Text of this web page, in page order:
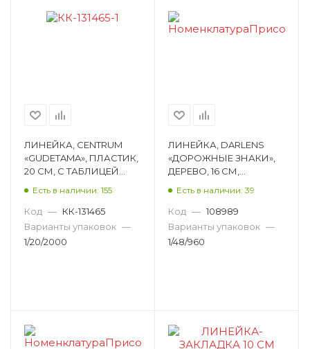
ЛИНЕЙКА, CENTRUM
«GUDETAMA», ПЛАСТИК,
20 СМ, С ТАБЛИЦЕЙ
Есть в наличии: 155
Код — КК-131465
Варианты упаковок —
1/20/2000
ЛИНЕЙКА, DARLENS
«ДОРОЖНЫЕ ЗНАКИ»,
ДЕРЕВО, 16 СМ,
Есть в наличии: 39
Код — 108989
Варианты упаковок —
1/48/960